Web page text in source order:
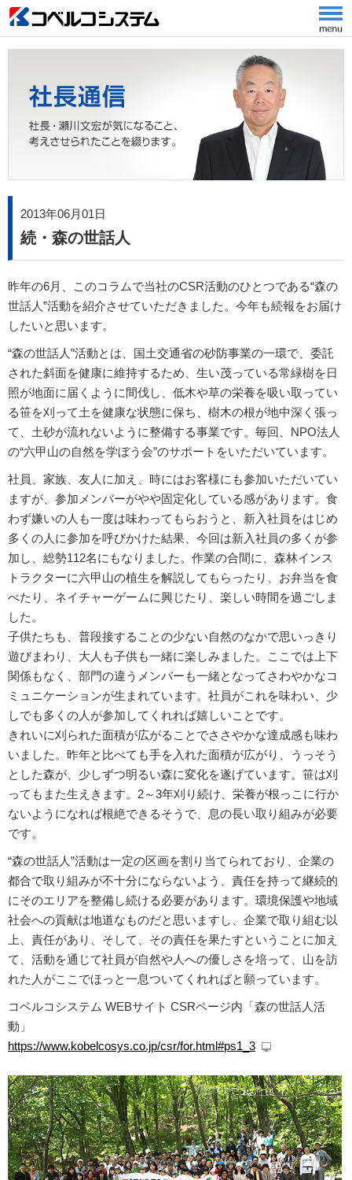
2013年06月01日
続・森の世話人
昨年の6月、このコラムで当社のCSR活動のひとつである“森の
世話人”活動を紹介させていただきました。今年も続報をお届け
したいと思います。
“森の世話人”活動とは、国土交通省の砂防事業の一環で、委託
された斜面を健康に維持するため、生い茂っている常緑樹を日
照が地面に届くように間伐し、低木や草の栄養を吸い取ってい
る笹を刈って土を健康な状態に保ち、樹木の根が地中深く張っ
て、土砂が流れないように整備する事業です。毎回、NPO法人
の“六甲山の自然を学ぼう会”のサポートをいただいています。
社員、家族、友人に加え、時にはお客様にも参加いただいてい
ますが、参加メンバーがやや固定化している感があります。食
わず嫌いの人も一度は味わってもらおうと、新入社員をはじめ
多くの人に参加を呼びかけた結果、今回は新入社員の多くが参
加し、総勢112名にもなりました。作業の合間に、森林インス
トラクターに六甲山の植生を解説してもらったり、お弁当を食
べたり、ネイチャーゲームに興じたり、楽しい時間を過ごしま
した。
子供たちも、普段接することの少ない自然のなかで思いっきり
遊びまわり、大人も子供も一緒に楽しみました。ここでは上下
関係もなく、部門の違うメンバーも一緒となってさわやかなコ
ミュニケーションが生まれています。社員がこれを味わい、少
しでも多くの人が参加してくれれば嬉しいことです。
きれいに刈られた面積が広がることでささやかな達成感も味わ
いました。昨年と比べても手を入れた面積が広がり、うっそう
とした森が、少しずつ明るい森に変化を遂げています。笹は刈
ってもまた生えきます。2～3年刈り続け、栄養が根っこに行か
ないようになれば根絶できるそうで、息の長い取り組みが必要
です。
“森の世話人”活動は一定の区画を割り当てられており、企業の
都合で取り組みが不十分にならないよう、責任を持って継続的
にそのエリアを整備し続ける必要があります。環境保護や地域
社会への貢献は地道なものだと思いますし、企業で取り組む以
上、責任があり、そして、その責任を果たすということに加え
て、活動を通じて社員が自然や人への優しさを培って、山を訪
れた人がここでほっと一息ついてくれればと願っています。
コベルコシステム WEBサイト CSRページ内「森の世話人活
動」
https://www.kobelcosys.co.jp/csr/for.html#ps1_3